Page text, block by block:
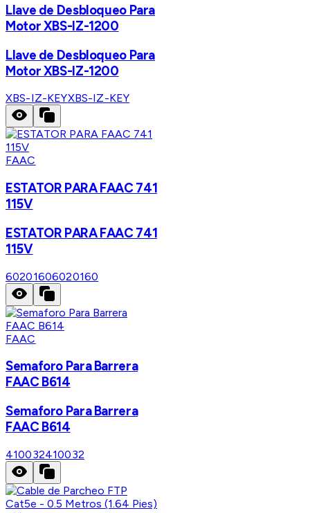
Llave de Desbloqueo Para
Motor XBS-IZ-1200
Llave de Desbloqueo Para
Motor XBS-IZ-1200
XBS-IZ-KEYXBS-IZ-KEY
FAAC
ESTATOR PARA FAAC 741
115V
ESTATOR PARA FAAC 741
115V
60201606020160
FAAC
Semaforo Para Barrera
FAAC B614
Semaforo Para Barrera
FAAC B614
410032410032